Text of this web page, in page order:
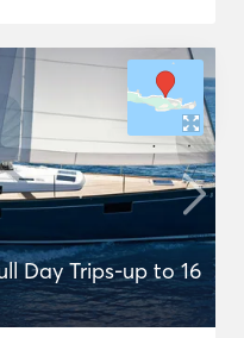
Day Trips-up to 16